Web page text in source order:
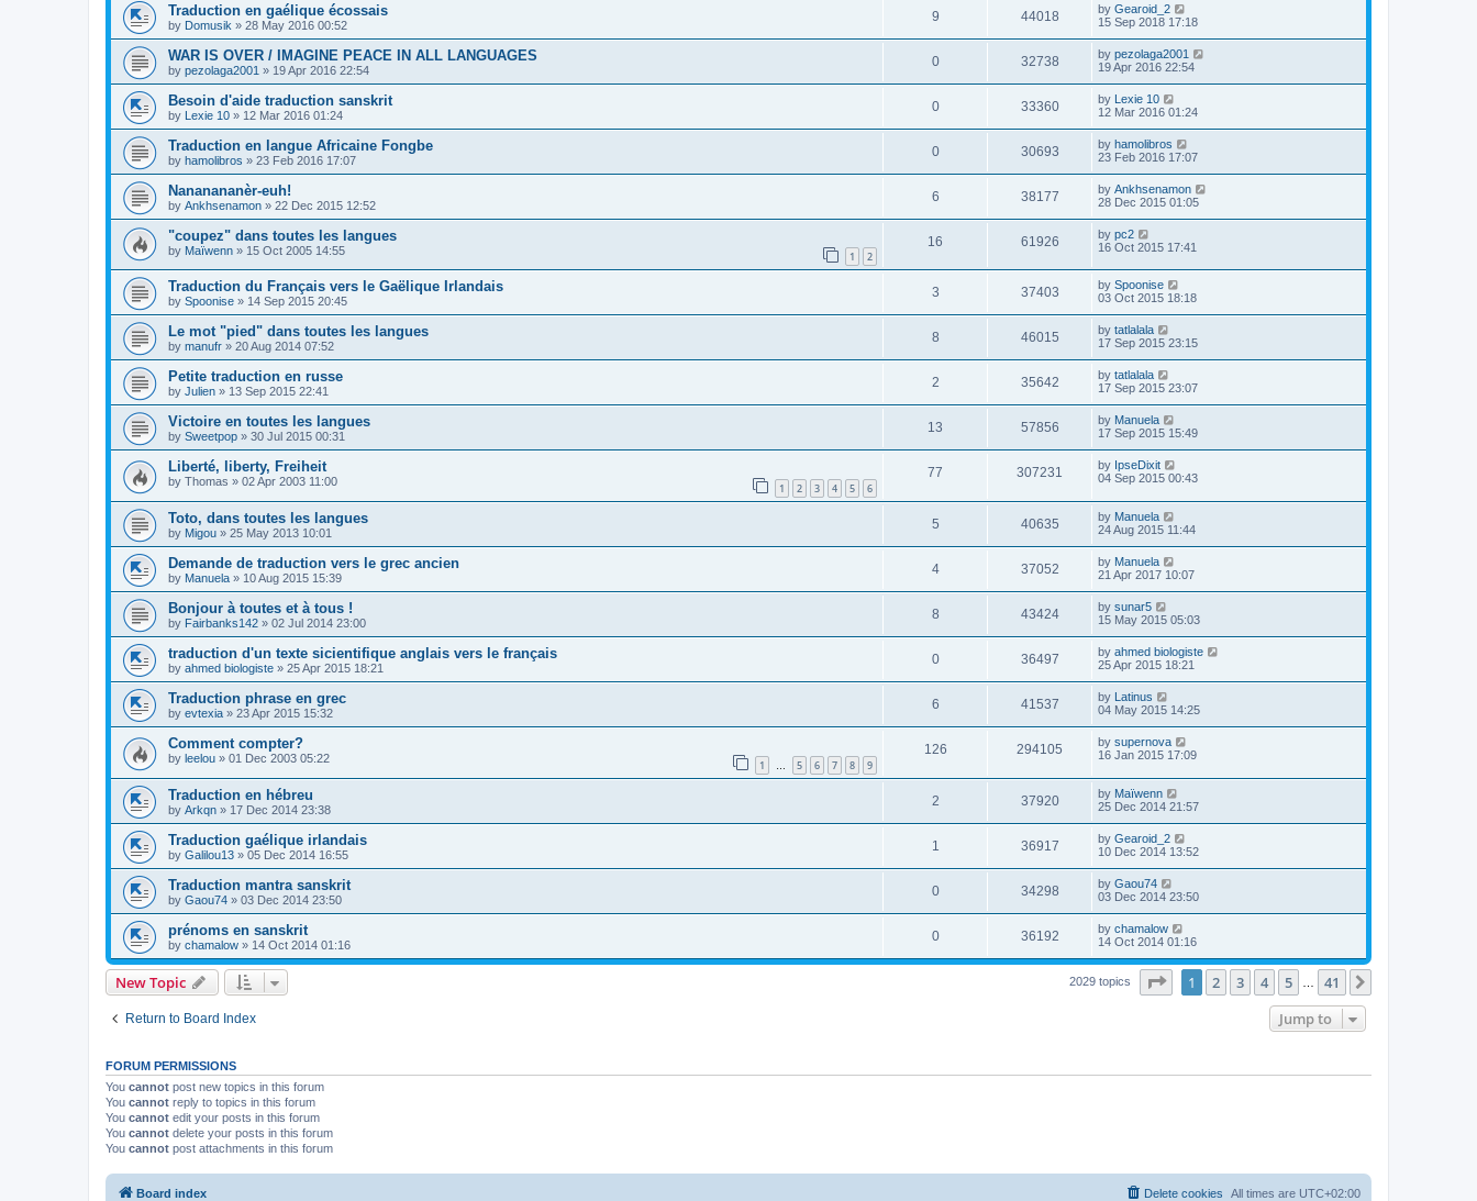
Traduction en gaélique écossais
by Domusik » 28 May 2016 00:52
9 44018 by Gearoid_2
15 Sep 2018 17:18
WAR IS OVER / IMAGINE PEACE IN ALL LANGUAGES
by pezolaga2001 » 19 Apr 2016 22:54
0 32738 by pezolaga2001
19 Apr 2016 22:54
Besoin d'aide traduction sanskrit
by Lexie 10 » 12 Mar 2016 01:24
0 33360 by Lexie 10
12 Mar 2016 01:24
Traduction en langue Africaine Fongbe
by hamolibros » 23 Feb 2016 17:07
0 30693 by hamolibros
23 Feb 2016 17:07
Nananananèr-euh!
by Ankhsenamon » 22 Dec 2015 12:52
6 38177 by Ankhsenamon
28 Dec 2015 01:05
"coupez" dans toutes les langues
by Maïwenn » 15 Oct 2005 14:55 1 2
16 61926 by pc2
16 Oct 2015 17:41
Traduction du Français vers le Gaëlique Irlandais
by Spoonise » 14 Sep 2015 20:45
3 37403 by Spoonise
03 Oct 2015 18:18
Le mot "pied" dans toutes les langues
by manufr » 20 Aug 2014 07:52
8 46015 by tatlalala
17 Sep 2015 23:15
Petite traduction en russe
by Julien » 13 Sep 2015 22:41
2 35642 by tatlalala
17 Sep 2015 23:07
Victoire en toutes les langues
by Sweetpop » 30 Jul 2015 00:31
13 57856 by Manuela
17 Sep 2015 15:49
Liberté, liberty, Freiheit
by Thomas » 02 Apr 2003 11:00 1 2 3 4 5 6
77 307231 by IpseDixit
04 Sep 2015 00:43
Toto, dans toutes les langues
by Migou » 25 May 2013 10:01
5 40635 by Manuela
24 Aug 2015 11:44
Demande de traduction vers le grec ancien
by Manuela » 10 Aug 2015 15:39
4 37052 by Manuela
21 Apr 2017 10:07
Bonjour à toutes et à tous !
by Fairbanks142 » 02 Jul 2014 23:00
8 43424 by sunar5
15 May 2015 05:03
traduction d'un texte sicientifique anglais vers le français
by ahmed biologiste » 25 Apr 2015 18:21
0 36497 by ahmed biologiste
25 Apr 2015 18:21
Traduction phrase en grec
by evtexia » 23 Apr 2015 15:32
6 41537 by Latinus
04 May 2015 14:25
Comment compter?
by leelou » 01 Dec 2003 05:22 1 … 5 6 7 8 9
126 294105 by supernova
16 Jan 2015 17:09
Traduction en hébreu
by Arkqn » 17 Dec 2014 23:38
2 37920 by Maïwenn
25 Dec 2014 21:57
Traduction gaélique irlandais
by Galilou13 » 05 Dec 2014 16:55
1 36917 by Gearoid_2
10 Dec 2014 13:52
Traduction mantra sanskrit
by Gaou74 » 03 Dec 2014 23:50
0 34298 by Gaou74
03 Dec 2014 23:50
prénoms en sanskrit
by chamalow » 14 Oct 2014 01:16
0 36192 by chamalow
14 Oct 2014 01:16
New Topic 2029 topics Page of 41
1 2 3 4 5 41
Return to Board Index Jump to
FORUM PERMISSIONS
You cannot post new topics in this forum
You cannot reply to topics in this forum
You cannot edit your posts in this forum
You cannot delete your posts in this forum
You cannot post attachments in this forum
Board index All times are UTC+02:00
Delete cookies